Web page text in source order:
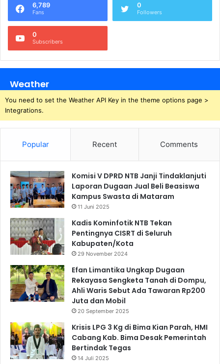
6,789
Fans
0
Followers
0
Subscribers
Weather
You need to set the Weather API Key in the theme options page >
Integrations.
Popular Recent Comments
Komisi V DPRD NTB Janji Tindaklanjuti
Laporan Dugaan Jual Beli Beasiswa
Kampus Swasta di Mataram
11 Juni 2025
Kadis Kominfotik NTB Tekan
Pentingnya CISRT di Seluruh
Kabupaten/Kota
29 November 2024
Efan Limantika Ungkap Dugaan
Rekayasa Sengketa Tanah di Dompu,
Ahli Waris Sebut Ada Tawaran Rp200
Juta dan Mobil
20 September 2025
Krisis LPG 3 Kg di Bima Kian Parah, HMI
Cabang Kab. Bima Desak Pemerintah
Bertindak Tegas
14 Juli 2025